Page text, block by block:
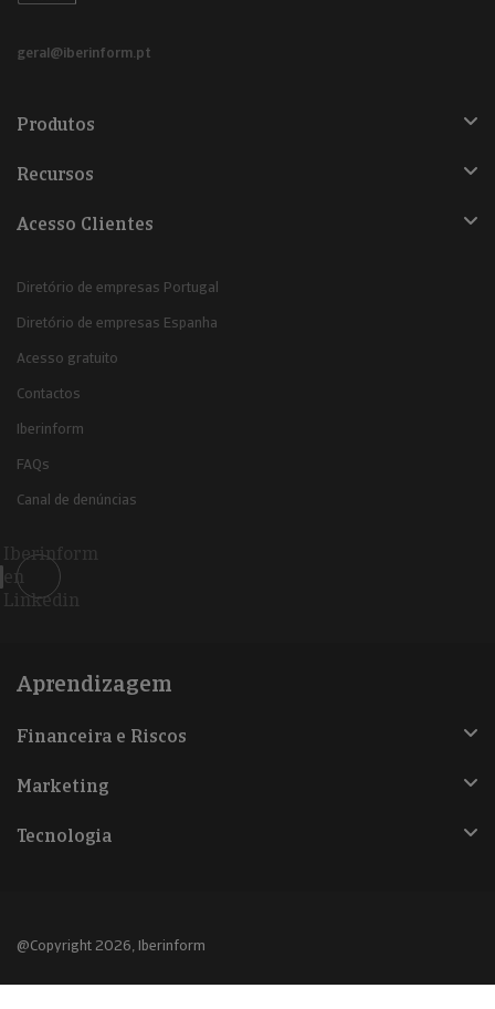
geral@iberinform.pt
Produtos
Recursos
Acesso Clientes
Diretório de empresas Portugal
Diretório de empresas Espanha
Acesso gratuito
Contactos
Iberinform
FAQs
Canal de denúncias
Iberinform
en
Linkedin
Aprendizagem
Financeira e Riscos
Marketing
Tecnologia
@Copyright 2026, Iberinform